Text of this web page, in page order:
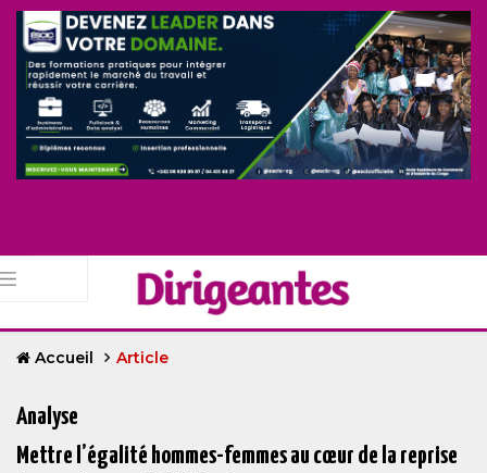
Accueil Article
Analyse
Mettre l’égalité hommes-femmes au cœur de la reprise